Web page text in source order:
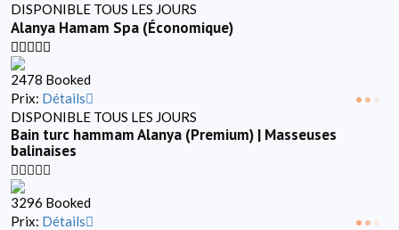
DISPONIBLE TOUS LES JOURS
Alanya Hamam Spa (Économique)
2478 Booked
Prix: Détails
DISPONIBLE TOUS LES JOURS
Bain turc hammam Alanya (Premium) | Masseuses
balinaises
3296 Booked
Prix: Détails